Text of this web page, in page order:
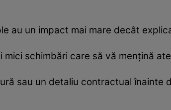
au un impact mai mare decât
schimbări care să vă mențină
sau un detaliu contractual înainte